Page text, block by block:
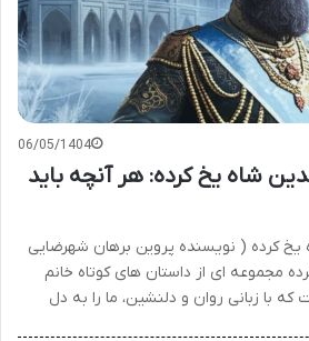
06/05/1404
شاه یخ کرده: هر آنچه باید
یخ کرده ( نویسنده پروین برهان شهرضایی
مجموعه ای از داستان های کوتاه خانم
با زبانی روان و دلنشین، ما را به دل